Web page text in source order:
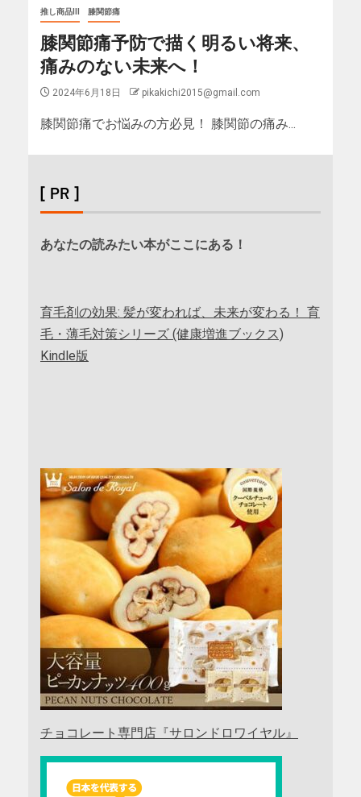
推し商品III 膝関節痛
膝関節痛予防で描く明るい将来、
痛みのない未来へ！
2024年6月18日 pikakichi2015@gmail.com
膝関節痛でお悩みの方必見！ 膝関節の痛み...
[ PR ]
あなたの読みたい本がここにある！
育毛剤の効果: 髪が変われば、未来が変わる！ 育
毛・薄毛対策シリーズ (健康増進ブックス)
Kindle版
チョコレート専門店『サロンドロワイヤル』